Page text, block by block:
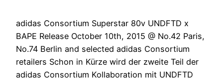
adidas Consortium Superstar 80v UNDFTD x
BAPE Release October 10th, 2015 @ No.42 Paris,
No.74 Berlin and selected adidas Consortium
retailers Schon in Kürze wird der zweite Teil der
adidas Consortium Kollaboration mit UNDFTD